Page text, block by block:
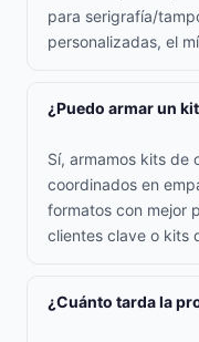
para serigrafía/
personalizadas, el
¿Puedo armar un
Sí, armamos kits de
coordinados en
formatos con mejor
clientes clave o kits
¿Cuánto tarda la